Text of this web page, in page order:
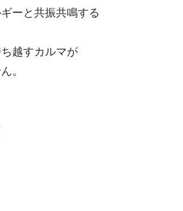
ーと共振共鳴する
越すカルマが
。